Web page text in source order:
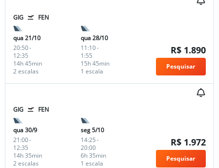
GIG FEN
qua 21/10
20:50-
12:35
2 escalas
14h 45min
qua 28/10
11:10-
1:55
1 escala
15h 45min
R$ 1.890
Pesquisar
GIG FEN
qua 30/9
21:00-
12:35
2 escalas
14h 35min
seg 5/10
14:25-
20:00
1 escala
6h 35min
R$ 1.972
Pesquisar